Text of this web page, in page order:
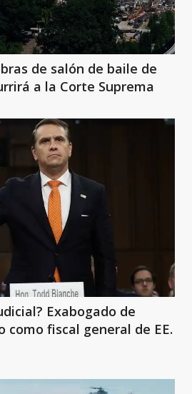
de salón de baile de
a la Corte Suprema
Exabogado de
como fiscal general de EE.